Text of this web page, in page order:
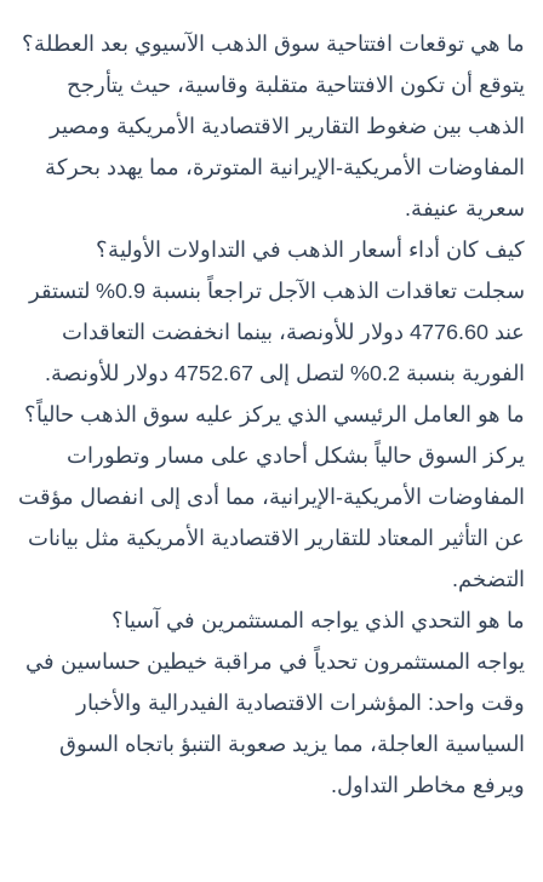
ما هي توقعات افتتاحية سوق الذهب الآسيوي بعد العطلة؟
يتوقع أن تكون الافتتاحية متقلبة وقاسية، حيث يتأرجح
الذهب بين ضغوط التقارير الاقتصادية الأمريكية ومصير
المفاوضات الأمريكية-الإيرانية المتوترة، مما يهدد بحركة
سعرية عنيفة.
كيف كان أداء أسعار الذهب في التداولات الأولية؟
سجلت تعاقدات الذهب الآجل تراجعاً بنسبة 0.9% لتستقر
عند 4776.60 دولار للأونصة، بينما انخفضت التعاقدات
الفورية بنسبة 0.2% لتصل إلى 4752.67 دولار للأونصة.
ما هو العامل الرئيسي الذي يركز عليه سوق الذهب حالياً؟
يركز السوق حالياً بشكل أحادي على مسار وتطورات
المفاوضات الأمريكية-الإيرانية، مما أدى إلى انفصال مؤقت
عن التأثير المعتاد للتقارير الاقتصادية الأمريكية مثل بيانات
التضخم.
ما هو التحدي الذي يواجه المستثمرين في آسيا؟
يواجه المستثمرون تحدياً في مراقبة خيطين حساسين في
وقت واحد: المؤشرات الاقتصادية الفيدرالية والأخبار
السياسية العاجلة، مما يزيد صعوبة التنبؤ باتجاه السوق
ويرفع مخاطر التداول.